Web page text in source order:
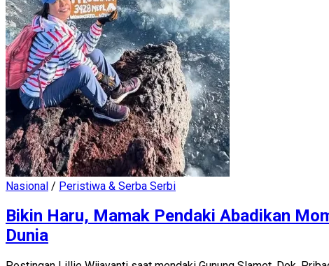
Nasional / Peristiwa & Serba Serbi
Bikin Haru, Mamak Pendaki Abadikan
Dunia